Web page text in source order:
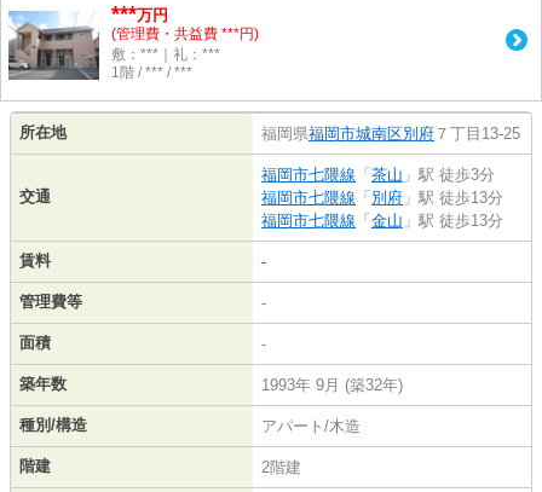
***万円
(管理費・共益費 ***円)
敷：***｜礼：***
1階 / *** / ***
所在地 福岡県福岡市城南区別府 ７丁目13-25
交通
福岡市七隈線 「 茶山 」駅 徒歩3分
福岡市七隈線 「 別府 」駅 徒歩13分
福岡市七隈線 「 金山 」駅 徒歩13分
賃料 -
管理費等 -
面積 -
築年数 1993年 9月 (築32年)
種別/構造 アパート/木造
階建 2階建